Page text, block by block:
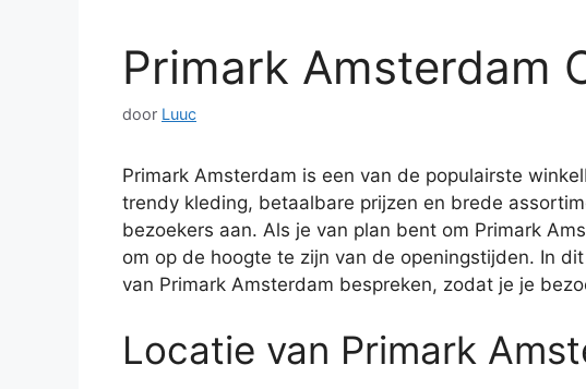
Primark Amsterdam
door Luuc
Primark Amsterdam is een van de populairste
trendy kleding, betaalbare prijzen en brede
bezoekers aan. Als je van plan bent om Primark
om op de hoogte te zijn van de openingstijden. In
van Primark Amsterdam bespreken, zodat je je
Locatie van Primark